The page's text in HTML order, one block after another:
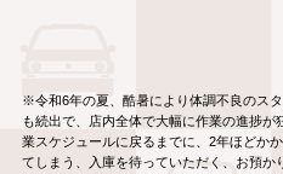
※令和6年の夏、酷暑により体調不良のス
も続出で、店内全体で大幅に作業の進捗
業スケジュールに戻るまでに、2年ほどか
てしまう、入庫を待っていただく、お預